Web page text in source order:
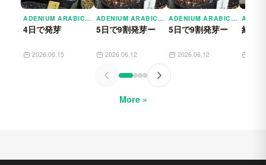
ADENIUM ARABICUM GODJI (アデニウム アラビカムゴッジ)
4日で発芽
2026.06.15
ADENIUM ARABICUM GODJI (アデニウム アラビカムゴッジ)
5日で9割発芽ー
2026.06.12
ADENIUM ARABICUM GODJI (アデニウム アラビカムゴッジ)
5日で9割発芽ー
2026.06.12
約半年
More »